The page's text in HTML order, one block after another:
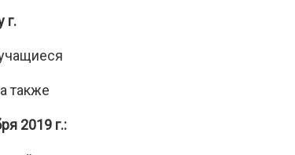
г.
также
2019 г.: